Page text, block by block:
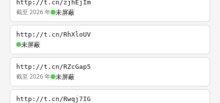
http://t.cn/zjhEjIm
截至 2026 年 未屏蔽
http://t.cn/RhXloUV
未屏蔽
http://t.cn/RZcGap5
截至 2026 年 未屏蔽
http://t.cn/Rwqj7IG